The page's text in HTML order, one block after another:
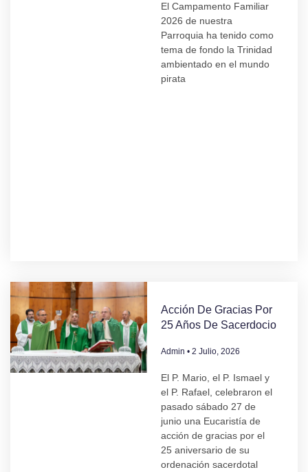
El Campamento Familiar
2026 de nuestra
Parroquia ha tenido como
tema de fondo la Trinidad
ambientado en el mundo
pirata
Acción De Gracias Por
25 Años De Sacerdocio
Admin 2 Julio, 2026
El P. Mario, el P. Ismael y
el P. Rafael, celebraron el
pasado sábado 27 de
junio una Eucaristía de
acción de gracias por el
25 aniversario de su
ordenación sacerdotal